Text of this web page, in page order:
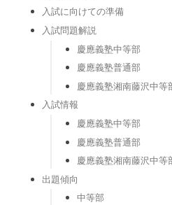
入試に向けての準備
入試問題解説
慶應義塾中等部
慶應義塾普通部
慶應義塾湘南藤沢中等
入試情報
慶應義塾中等部
慶應義塾普通部
慶應義塾湘南藤沢中等
出題傾向
中等部